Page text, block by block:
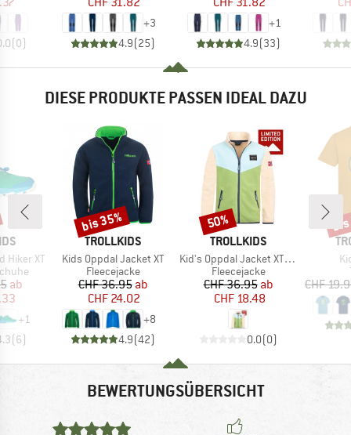
(0)
+3
4.9(25)
+1
4.9(33)
DIESE PRODUKTE PASSEN IDEAL DAZU
Hiker XT
Preis
ab
+1
(6)
MARKE
TROLLKIDS
Artikel
Kids Oppdal Jacket XT
Produktgruppe
Fleecejacke
Preis
CHF 36.95reduzierter Preis
ab
CHF 24.02
+8
4.9(42)
Rabatt
bis 35%
MARKE
TROLLKIDS
Artikel
Kid's Oppdal Jacket XT Exclusive
Produktgruppe
Fleecejacke
Preis
CHF 36.95reduzierter Preis
ab
CHF 18.48
0.0(0)
Rabatt
50%
CHF
BEWERTUNGSÜBERSICHT